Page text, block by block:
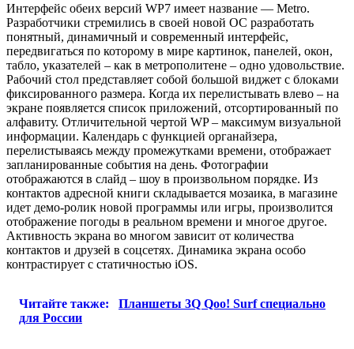
Интерфейс обеих версий WP7 имеет название — Metro.
Разработчики стремились в своей новой ОС разработать
понятный, динамичный и современный интерфейс,
передвигаться по которому в мире картинок, панелей, окон,
табло, указателей – как в метрополитене – одно удовольствие.
Рабочий стол представляет собой большой виджет с блоками
фиксированного размера. Когда их перелистывать влево – на
экране появляется список приложений, отсортированный по
алфавиту. Отличительной чертой WP – максимум визуальной
информации. Календарь с функцией органайзера,
перелистываясь между промежутками времени, отображает
запланированные события на день. Фотографии
отображаются в слайд – шоу в произвольном порядке. Из
контактов адресной книги складывается мозаика, в магазине
идет демо-ролик новой программы или игры, произволится
отображение погоды в реальном времени и многое другое.
Активность экрана во многом зависит от количества
контактов и друзей в соцсетях. Динамика экрана особо
контрастирует с статичностью iOS.
Читайте также:
Планшеты 3Q Qoo! Surf специально
для России